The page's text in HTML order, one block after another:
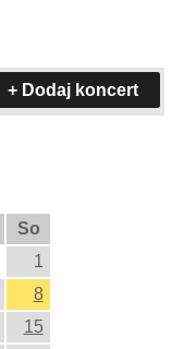
+ Dodaj koncert
So
1
8
15